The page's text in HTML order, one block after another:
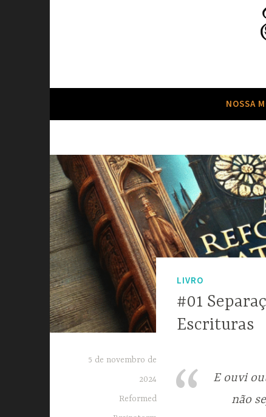
Reformed
NOSSA
LIVRO
#01
Escrituras
5 de novembro de
2024
Reformed
E ouvi
não